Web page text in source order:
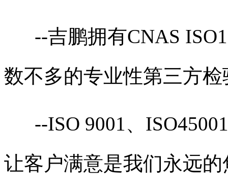
--吉鹏拥有CNAS
数不多的专业性第三方
--ISO 9001、
让客户满意是我们永远